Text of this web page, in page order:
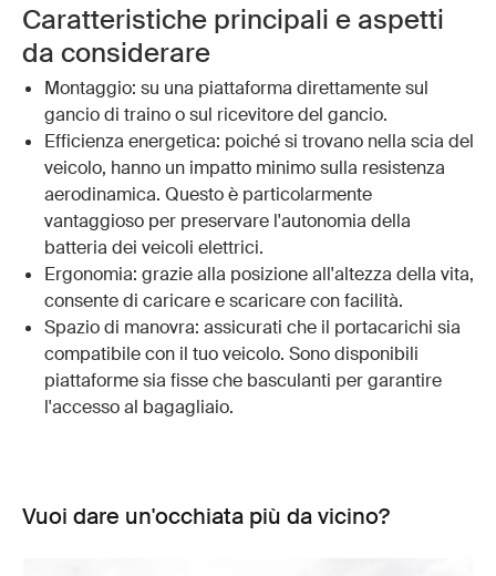
Caratteristiche principali e aspetti
da considerare
Montaggio: su una piattaforma direttamente sul
gancio di traino o sul ricevitore del gancio.
Efficienza energetica: poiché si trovano nella scia del
veicolo, hanno un impatto minimo sulla resistenza
aerodinamica. Questo è particolarmente
vantaggioso per preservare l'autonomia della
batteria dei veicoli elettrici.
Ergonomia: grazie alla posizione all'altezza della vita,
consente di caricare e scaricare con facilità.
Spazio di manovra: assicurati che il portacarichi sia
compatibile con il tuo veicolo. Sono disponibili
piattaforme sia fisse che basculanti per garantire
l'accesso al bagagliaio.
Vuoi dare un'occhiata più da vicino?